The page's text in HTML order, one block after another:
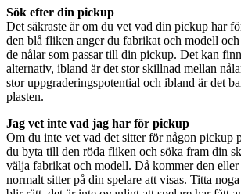
Sök efter din pickup
Det säkraste är om du vet vad din pickup har
den blå fliken anger du fabrikat och modell
de nålar som passar till din pickup. Det kan
alternativ, ibland är det stor skillnad mellan
stor uppgraderingspotential och ibland är det
plasten.
Jag vet inte vad jag har för pickup
Om du inte vet vad det sitter för någon pickup
du byta till den röda fliken och söka fram din
välja fabrikat och modell. Då kommer den eller
normalt sitter på din spelare att visas. Titta